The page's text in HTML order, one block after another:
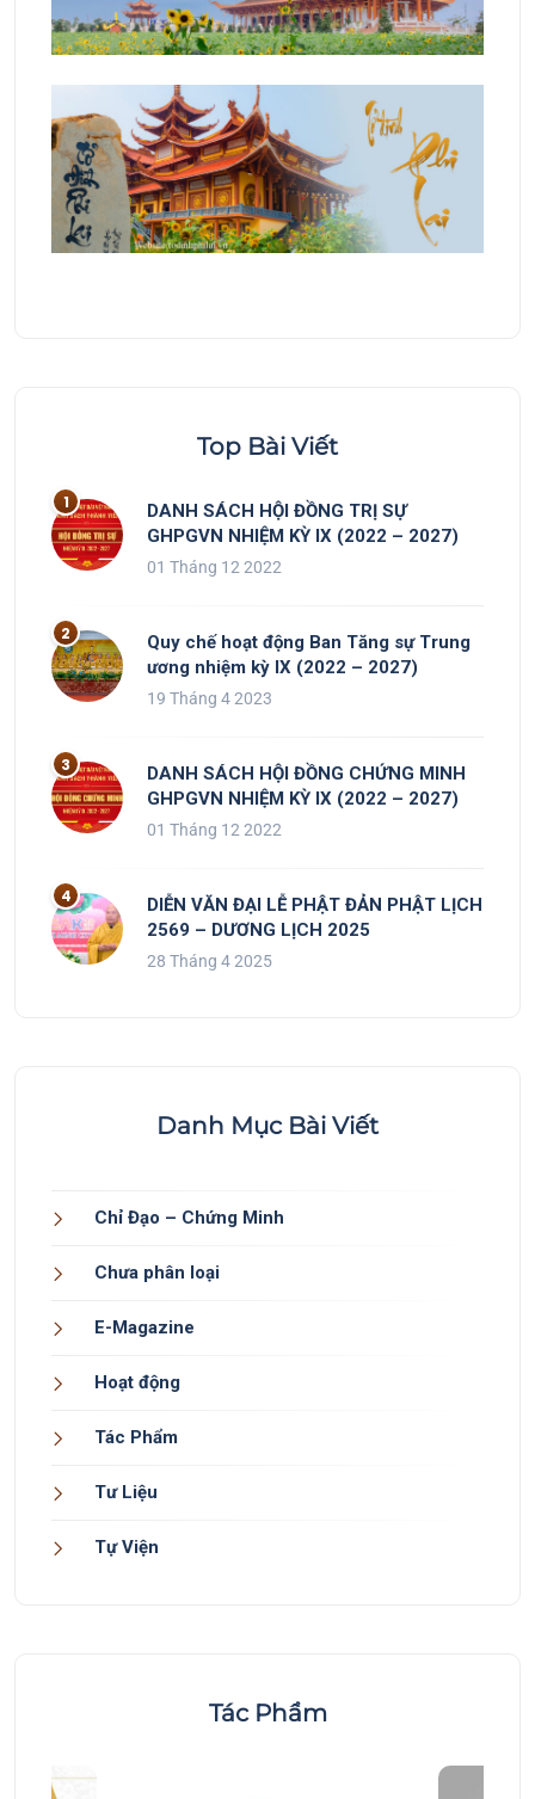
Top Bài Viết
DANH SÁCH HỘI ĐỒNG TRỊ SỰ
GHPGVN NHIỆM KỲ IX (2022 – 2027)
01 Tháng 12 2022
Quy chế hoạt động Ban Tăng sự Trung
ương nhiệm kỳ IX (2022 – 2027)
19 Tháng 4 2023
DANH SÁCH HỘI ĐỒNG CHỨNG MINH
GHPGVN NHIỆM KỲ IX (2022 – 2027)
01 Tháng 12 2022
DIỄN VĂN ĐẠI LỄ PHẬT ĐẢN PHẬT LỊCH
2569 – DƯƠNG LỊCH 2025
28 Tháng 4 2025
Danh Mục Bài Viết
Chỉ Đạo – Chứng Minh
Chưa phân loại
E-Magazine
Hoạt động
Tác Phẩm
Tư Liệu
Tự Viện
Tác Phẩm